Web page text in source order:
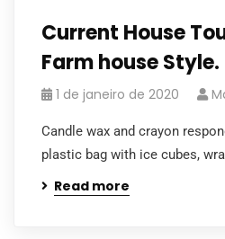
Current House
Farm house Style.
1 de janeiro de 2020
Candle wax and crayon
plastic bag with ice cubes,
Read more